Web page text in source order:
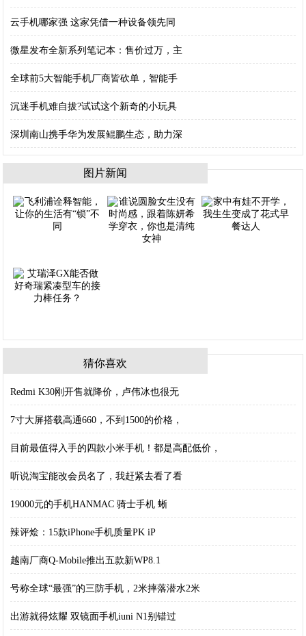
云手机哪家强 这家凭借一种设备领先同
微星发布全新系列笔记本：售价过万，主
全球前5大智能手机厂商皆砍单，智能手
沉迷手机难自拔?试试这个新奇的小玩具
深圳南山携手华为发展鲲鹏生态，助力深
图片新闻
猜你喜欢
Redmi K30刚开售就降价，卢伟冰也很无
7寸大屏搭载高通660，不到1500的价格，
目前最值得入手的四款小米手机！都是高配低价，
听说淘宝能改会员名了，我赶紧去看了看
19000元的手机HANMAC 骑士手机 蜥
辣评烩：15款iPhone手机质量PK iP
越南厂商Q-Mobile推出五款新WP8.1
号称全球“最强”的三防手机，2米摔落潜水2米
出游就得炫耀 双镜面手机iuni N1别错过